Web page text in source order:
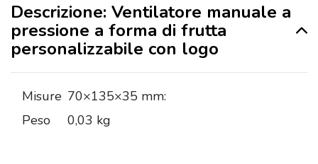
Descrizione: Ventilatore manuale a
pressione a forma di frutta
personalizzabile con logo
Misure 70×135×35 mm:
Peso
0,03 kg